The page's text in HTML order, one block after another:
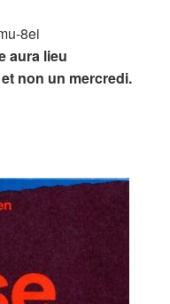
8ei
aura lieu
non un mercredi.